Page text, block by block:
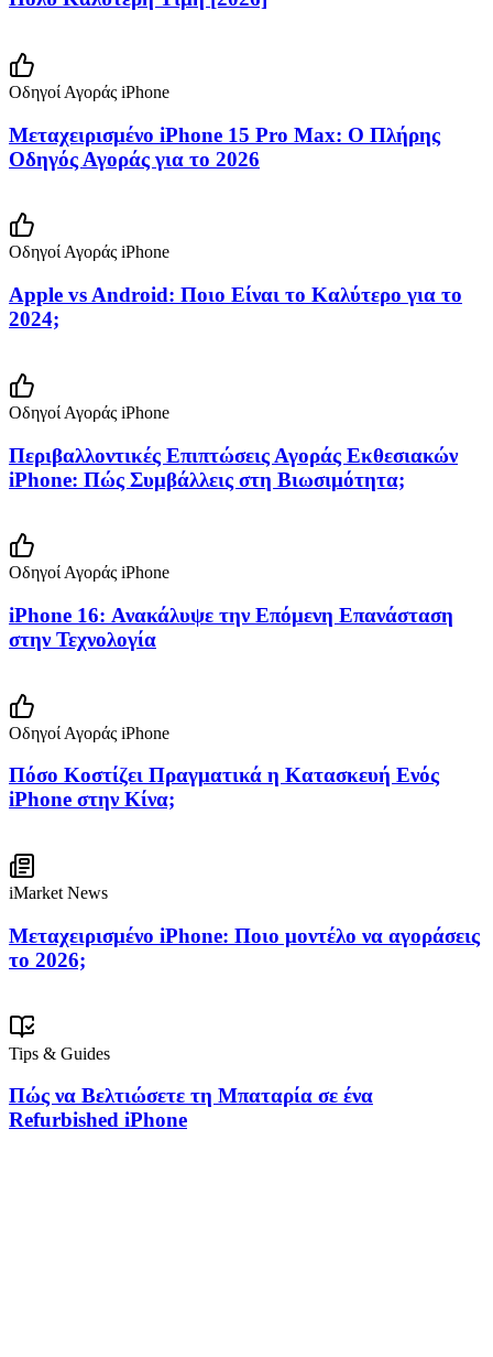
Οδηγοί Αγοράς iPhone
Μεταχειρισμένο iPhone 15 Pro Max: Ο Πλήρης
Οδηγός Αγοράς για το 2026
Οδηγοί Αγοράς iPhone
Apple vs Android: Ποιο Είναι το Καλύτερο για το
2024;
Οδηγοί Αγοράς iPhone
Περιβαλλοντικές Επιπτώσεις Αγοράς Εκθεσιακών
iPhone: Πώς Συμβάλλεις στη Βιωσιμότητα;
Οδηγοί Αγοράς iPhone
iPhone 16: Ανακάλυψε την Επόμενη Επανάσταση
στην Τεχνολογία
Οδηγοί Αγοράς iPhone
Πόσο Κοστίζει Πραγματικά η Κατασκευή Ενός
iPhone στην Κίνα;
iMarket News
Μεταχειρισμένο iPhone: Ποιο μοντέλο να αγοράσεις
το 2026;
Tips & Guides
Πώς να Βελτιώσετε τη Μπαταρία σε ένα
Refurbished iPhone